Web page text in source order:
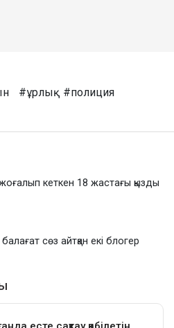
#ұрлық
#полиция
кеткен 18 жастағы қызды
сөз айтқан екі блогер